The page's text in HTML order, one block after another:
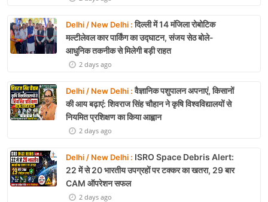
Delhi / New Delhi :दिल्ली में 14 मंजिला रोबोटिक
मल्टीलेवल कार पार्किंग का उद्घाटन, संजय सेठ बोले-
आधुनिक तकनीक से मिलेगी बड़ी राहत
2 days ago
Delhi / New Delhi :वैज्ञानिक पशुपालन अपनाएं, किसानों
की आय बढ़ाएं: शिवराज सिंह चौहान ने कृषि विश्वविद्यालयों से
नियमित प्रशिक्षण का किया आह्वान
2 days ago
Delhi / New Delhi : ISRO Space Debris Alert:
22 में से 20 भारतीय उपग्रहों पर टक्कर का खतरा, 29 बार
CAM ऑपरेशन सफल
2 days ago